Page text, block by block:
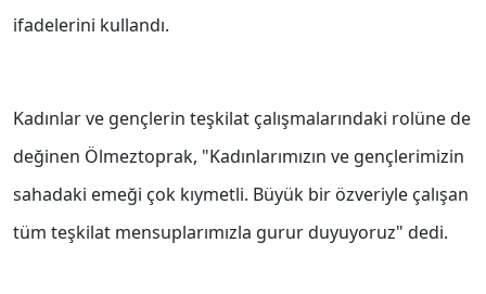
ifadelerini kullandı.
Kadınlar ve gençlerin teşkilat çalışmalarındaki rolüne de
değinen Ölmeztoprak, "Kadınlarımızın ve gençlerimizin
sahadaki emeği çok kıymetli. Büyük bir özveriyle çalışan
tüm teşkilat mensuplarımızla gurur duyuyoruz" dedi.